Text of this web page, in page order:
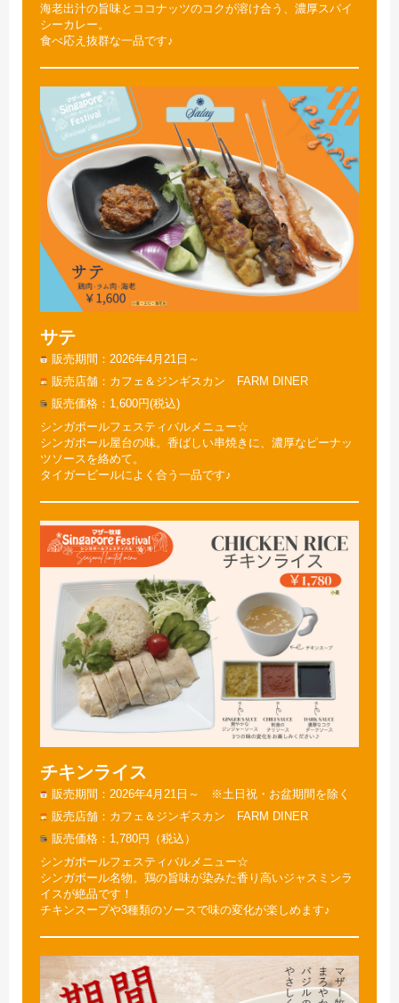
海老出汁の旨味とココナッツのコクが溶け合う、濃厚スパイ
シーカレー。
食べ応え抜群な一品です♪
サテ
販売期間
2026年4月21日～
販売店舗
カフェ＆ジンギスカン FARM DINER
販売価格
1,600円(税込)
シンガポールフェスティバルメニュー☆
シンガポール屋台の味。香ばしい串焼きに、濃厚なピーナッ
ツソースを絡めて。
タイガービールによく合う一品です♪
チキンライス
販売期間
2026年4月21日～ ※土日祝・お盆期間を除く
販売店舗
カフェ＆ジンギスカン FARM DINER
販売価格
1,780円（税込）
シンガポールフェスティバルメニュー☆
シンガポール名物。鶏の旨味が染みた香り高いジャスミンラ
イスが絶品です！
チキンスープや3種類のソースで味の変化が楽しめます♪